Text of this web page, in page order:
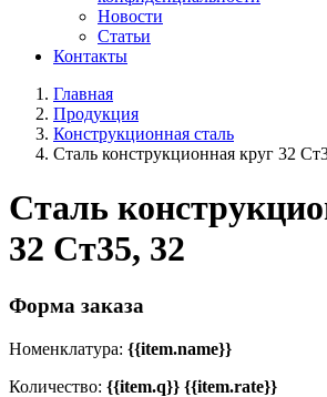
Новости
Статьи
Контакты
Главная
Продукция
Конструкционная сталь
Сталь конструкционная круг 32
Сталь
32 Ст35, 32
Форма заказа
Номенклатура: {{item.name}}
Количество: {{item.q}} {{item.rate}}